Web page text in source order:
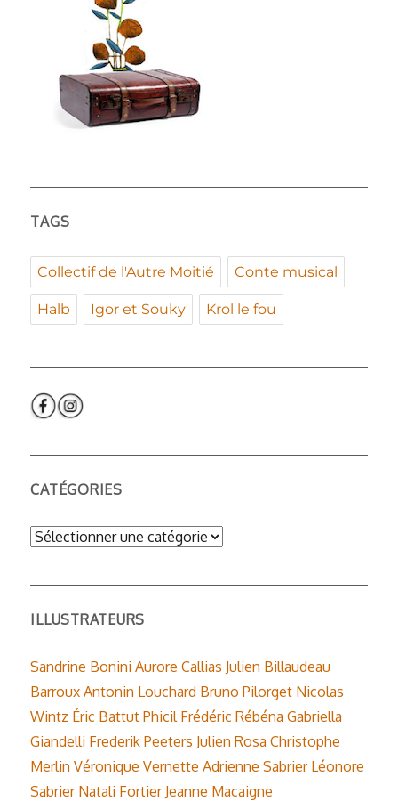
TAGS
Collectif de l'Autre Moitié Conte musical
Halb Igor et Souky Krol le fou
CATÉGORIES
Catégories
ILLUSTRATEURS
Sandrine Bonini Aurore Callias Julien Billaudeau
Barroux Antonin Louchard Bruno Pilorget Nicolas
Wintz Éric Battut Phicil Frédéric Rébéna Gabriella
Giandelli Frederik Peeters Julien Rosa Christophe
Merlin Véronique Vernette Adrienne Sabrier Léonore
Sabrier Natali Fortier Jeanne Macaigne